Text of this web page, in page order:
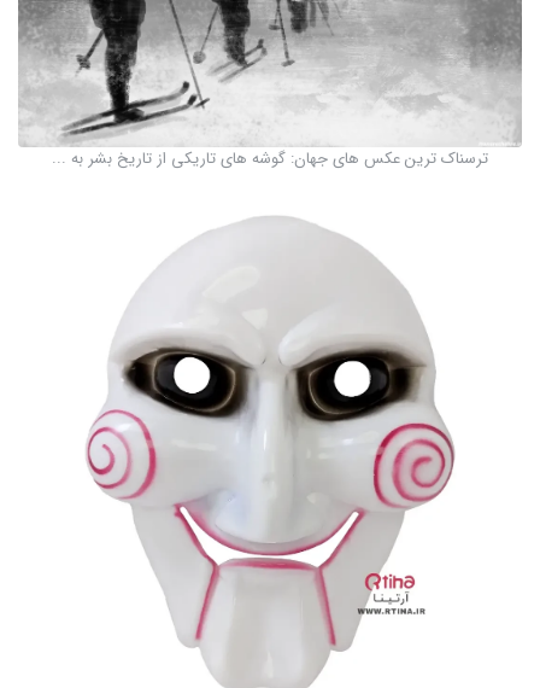
ترسناک ترین عکس های جهان: گوشه های تاریکی از تاریخ بشر به ...